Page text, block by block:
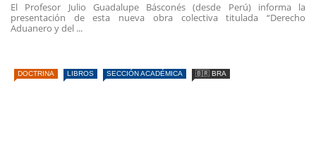
El Profesor Julio Guadalupe Básconés (desde Perú) informa la
presentación de esta nueva obra colectiva titulada “Derecho
Aduanero y del ...
DOCTRINA LIBROS SECCIÓN ACADÉMICA 🇧🇷 BRA